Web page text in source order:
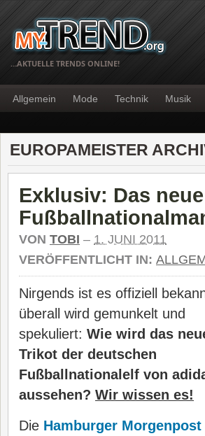
…AKTUELLE TRENDS ONLINE!
Allgemein Mode Technik Musik
EUROPAMEISTER
Exklusiv: Das
VON TOBI – 1. JUNI 2011
VERÖFFENTLICHT IN:
Nirgends ist es offiziell
überall wird gemunkelt und
spekuliert: Wie wird das
Trikot der deutschen
Fußballnationalelf von
aussehen? Wir wissen es!
Die Hamburger Morgenpost